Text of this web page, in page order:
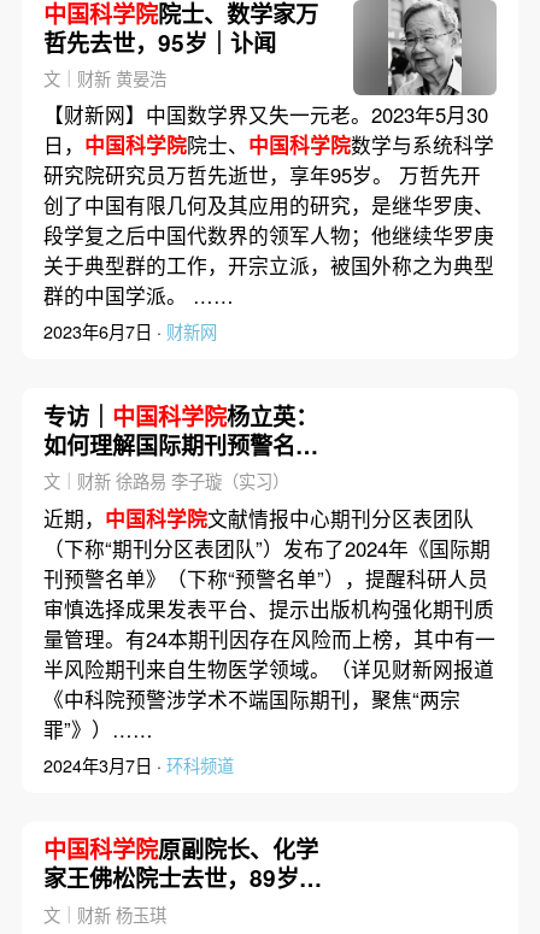
中国科学院院士、数学家万
哲先去世，95岁｜讣闻
文｜财新 黄晏浩
【财新网】中国数学界又失一元老。2023年5月30
日， 中国科学院院士、 中国科学院数学与系统科学
研究院研究员万哲先逝世，享年95岁。 万哲先开
创了中国有限几何及其应用的研究，是继华罗庚、
段学复之后中国代数界的领军人物；他继续华罗庚
关于典型群的工作，开宗立派，被国外称之为典型
群的中国学派。 ……
2023年6月7日 · 财新网
专访｜ 中国科学院杨立英：
如何理解国际期刊预警名
单？
文｜财新 徐路易 李子璇（实习）
近期， 中国科学院文献情报中心期刊分区表团队
（下称“期刊分区表团队”）发布了2024年《国际期
刊预警名单》（下称“预警名单”），提醒科研人员
审慎选择成果发表平台、提示出版机构强化期刊质
量管理。有24本期刊因存在风险而上榜，其中有一
半风险期刊来自生物医学领域。（详见财新网报道
《中科院预警涉学术不端国际期刊，聚焦“两宗
罪”》）……
2024年3月7日 · 环科频道
中国科学院原副院长、化学
家王佛松院士去世，89岁｜
讣闻
文｜财新 杨玉琪